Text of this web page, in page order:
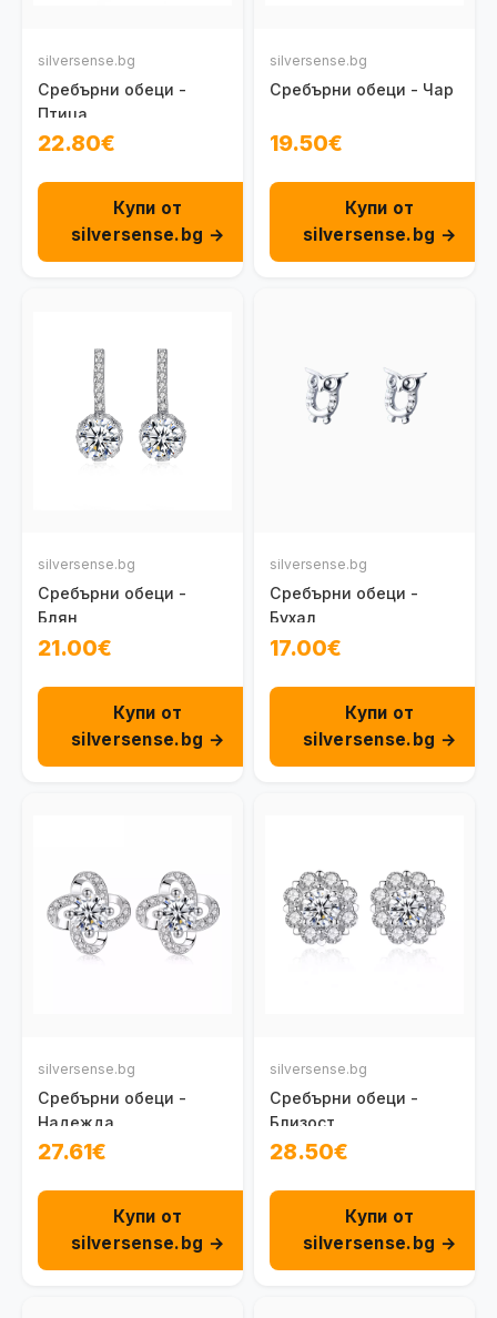
silversense.bg
Сребърни обеци -
Птица
22.80€
Купи от
silversense.bg →
silversense.bg
Сребърни обеци - Чар
19.50€
Купи от
silversense.bg →
silversense.bg
Сребърни обеци -
Блян
21.00€
Купи от
silversense.bg →
silversense.bg
Сребърни обеци -
Бухал
17.00€
Купи от
silversense.bg →
silversense.bg
Сребърни обеци -
Надежда
27.61€
Купи от
silversense.bg →
silversense.bg
Сребърни обеци -
Близост
28.50€
Купи от
silversense.bg →